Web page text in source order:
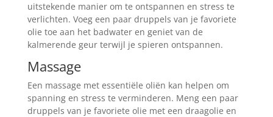
uitstekende manier om te ontspannen en stress te
verlichten. Voeg een paar druppels van je favoriete
olie toe aan het badwater en geniet van de
kalmerende geur terwijl je spieren ontspannen.
Massage
Een massage met essentiële oliën kan helpen om
spanning en stress te verminderen. Meng een paar
druppels van je favoriete olie met een draagolie en